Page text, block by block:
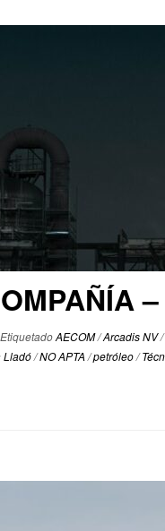
EtiquetadoAECOM/Arcadis NV/
Lladó/NO APTA /petróleo/